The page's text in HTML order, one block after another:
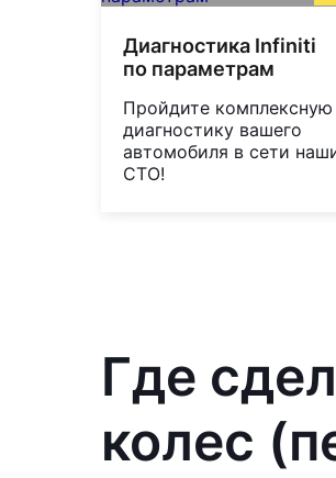
Диагностика Infiniti
по параметрам
Пройдите комплексную
диагностику вашего
автомобиля в сети
СТО!
Где
колес